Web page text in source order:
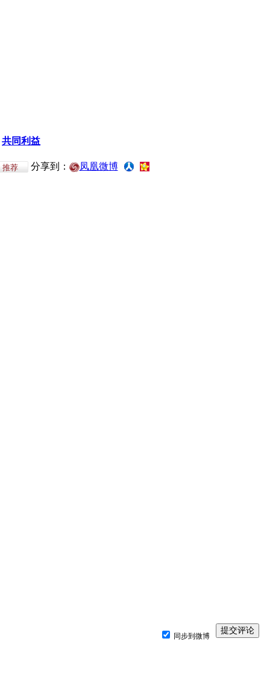
共同利益
分享到：
凤凰微博
同步到微博